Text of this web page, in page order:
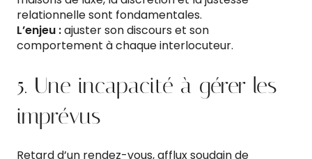
relationnelle sont fondamentales.
L’enjeu :ajuster son discours et son
comportement à chaque interlocuteur.
5. Une incapacité à gérer les
imprévus
Retard d’un rendez-vous, afflux soudain de